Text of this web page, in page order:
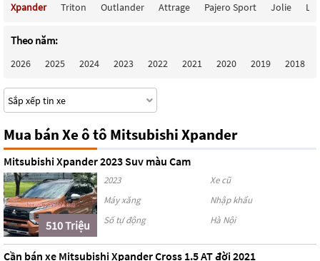
Xpander Triton Outlander Attrage Pajero Sport Jolie
Theo năm:
2026 2025 2024 2023 2022 2021 2020 2019 2018
Mua bán Xe ô tô Mitsubishi Xpander
Mitsubishi Xpander 2023 Suv màu Cam
510 Triệu
2023
Xe cũ
Máy xăng
Nhập khẩu
Số tự động
Hà Nội
Cần bán xe Mitsubishi Xpander Cross 1.5 AT đời 2021